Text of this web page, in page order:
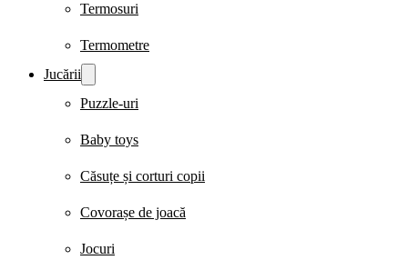
Termosuri
Termometre
Jucării
Puzzle-uri
Baby toys
Căsuțe și corturi copii
Covorașe de joacă
Jocuri